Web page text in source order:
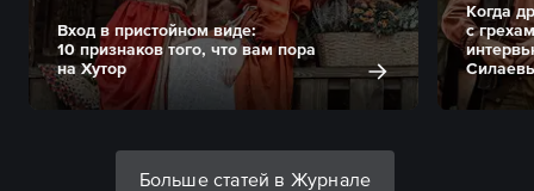
Вход в пристойном виде:
10 признаков того, что вам пора
на Хутор
Когда
с
Больше статей в Журнале